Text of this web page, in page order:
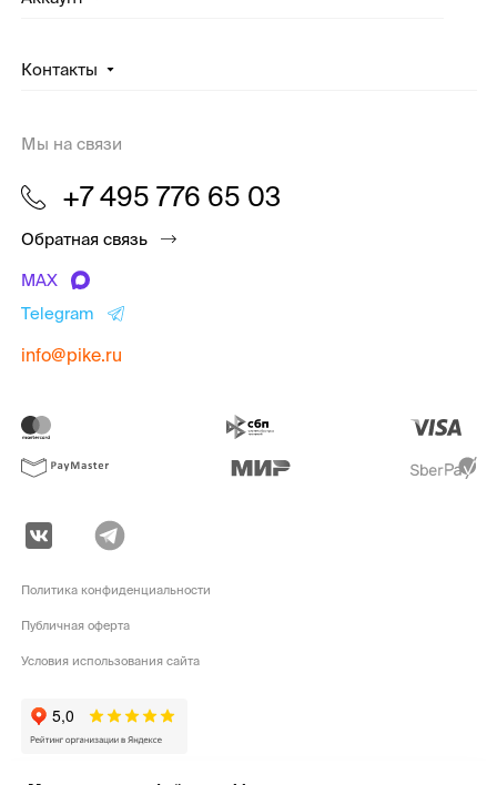
Контакты
Мы на связи
+7 495 776 65 03
Обратная связь
MAX
Telegram
info@pike.ru
Политика конфиденциальности
Публичная оферта
Условия использования сайта